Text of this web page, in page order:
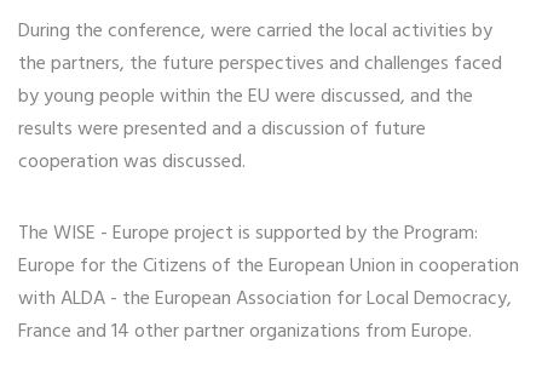
During the conference, were carried the local activities by
the partners, the future perspectives and challenges faced
by young people within the EU were discussed, and the
results were presented and a discussion of future
cooperation was discussed.
The WISE - Europe project is supported by the Program:
Europe for the Citizens of the European Union in cooperation
with ALDA - the European Association for Local Democracy,
France and 14 other partner organizations from Europe.